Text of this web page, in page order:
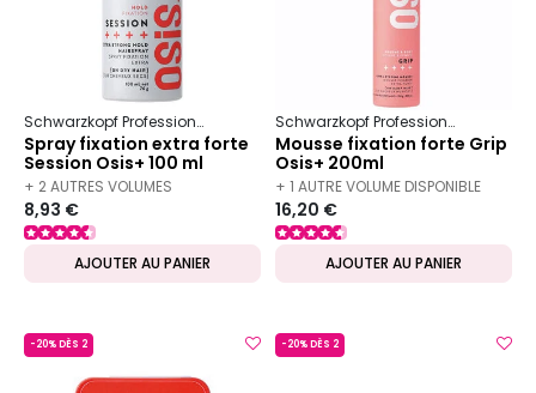
Schwarzkopf Professional Fixation
Spray fixation extra forte
Session Osis+ 100 ml
+ 2 AUTRES VOLUMES
DISPONIBLES
8,93 €
AJOUTER AU PANIER
Schwarzkopf Professional
Mousse fixation forte Grip
Osis+ 200ml
+ 1 AUTRE VOLUME DISPONIBLE
16,20 €
AJOUTER AU PANIER
-20% DÈS 2 -20% DÈS 2